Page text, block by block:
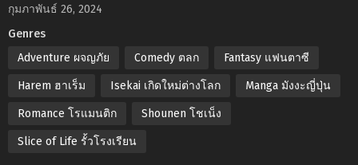
กุมภาพันธ์ 26, 2024
Genres
Adventure ผจญภัย
Comedy ตลก Fantasy แฟนตาซี
Harem ฮาเร็ม Isekai เกิดใหม่ต่างโลก Manga มังงะญี่ปุ่น
Romance โรแมนติก Shounen โชเน็ง
Slice of Life รั้วโรงเรียน